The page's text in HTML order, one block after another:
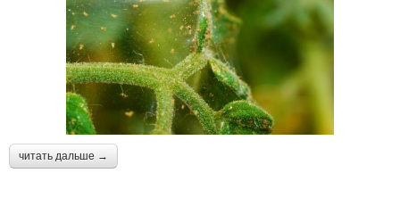
читать дальше →